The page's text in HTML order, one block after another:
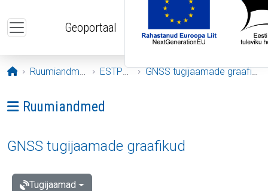
Geoportaal
Avaleht
Ruumiandmed ESTPOS GNSS tugijaamade graafikud
Ava menüü: Ruumiandmed
Ruumiandmed
GNSS tugijaamade graafikud
Tugijaamad